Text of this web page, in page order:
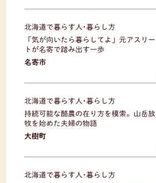
北海道で暮らす人･暮らし方
「気が向いたら暮らしてよ」元アスリー
トが名寄で踏み出す一歩
名寄市
北海道で暮らす人･暮らし方
持続可能な酪農の在り方を模索。山岳放
牧を始めた夫婦の物語
大樹町
北海道で暮らす人･暮らし方